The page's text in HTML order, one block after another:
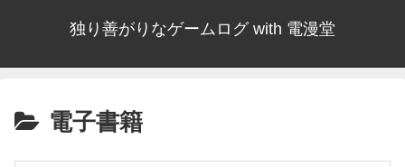
独り善がりなゲームログ with 電漫堂
電子書籍